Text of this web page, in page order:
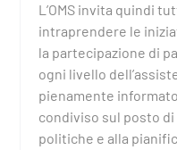
L’OMS invita quindi
intraprendere le
la partecipazione di
ogni livello
pienamente
condiviso sul posto
politiche e alla